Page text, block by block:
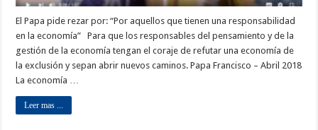
El Papa pide rezar por: “Por aquellos que tienen una responsabilidad
en la economía” Para que los responsables del pensamiento y de la
gestión de la economía tengan el coraje de refutar una economía de
la exclusión y sepan abrir nuevos caminos. Papa Francisco – Abril 2018
La economía …
Leer mas ...